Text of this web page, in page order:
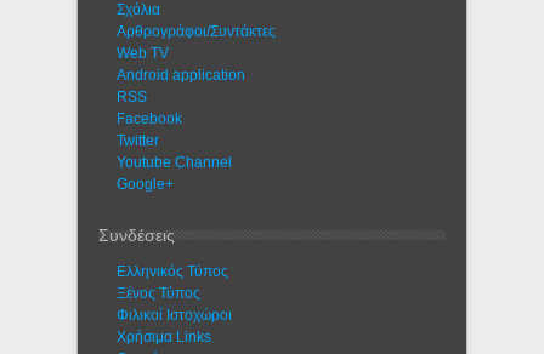
Σχόλια
Αρθρογράφοι/Συντάκτες
Web TV
Android application
RSS
Facebook
Twitter
Youtube Channel
Google+
Συνδέσεις
Ελληνικός Τύπος
Ξένος Τύπος
Φιλικοί Ιστοχώροι
Χρήσιμα Links